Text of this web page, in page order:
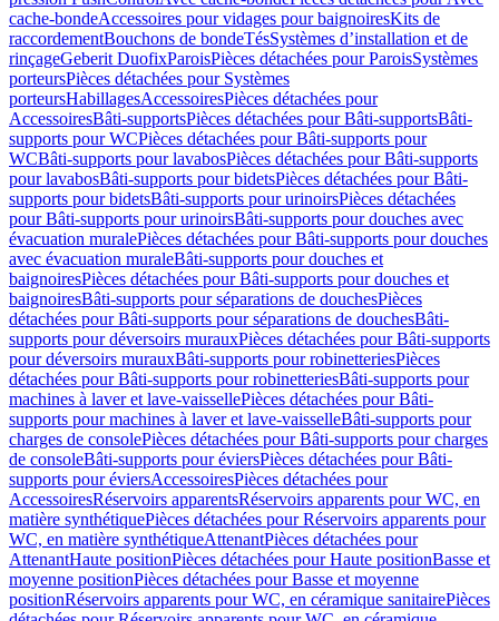
cache-bondeAccessoires pour vidages pour baignoiresKits de
raccordementBouchons de bondeTésSystèmes d’installation et de
rinçageGeberit DuofixParoisPièces détachées pour ParoisSystèmes
porteursPièces détachées pour Systèmes
porteursHabillagesAccessoiresPièces détachées pour
AccessoiresBâti-supportsPièces détachées pour Bâti-supportsBâti-
supports pour WCPièces détachées pour Bâti-supports pour
WCBâti-supports pour lavabosPièces détachées pour Bâti-supports
pour lavabosBâti-supports pour bidetsPièces détachées pour Bâti-
supports pour bidetsBâti-supports pour urinoirsPièces détachées
pour Bâti-supports pour urinoirsBâti-supports pour douches avec
évacuation muralePièces détachées pour Bâti-supports pour douches
avec évacuation muraleBâti-supports pour douches et
baignoiresPièces détachées pour Bâti-supports pour douches et
baignoiresBâti-supports pour séparations de douchesPièces
détachées pour Bâti-supports pour séparations de douchesBâti-
supports pour déversoirs murauxPièces détachées pour Bâti-supports
pour déversoirs murauxBâti-supports pour robinetteriesPièces
détachées pour Bâti-supports pour robinetteriesBâti-supports pour
machines à laver et lave-vaissellePièces détachées pour Bâti-
supports pour machines à laver et lave-vaisselleBâti-supports pour
charges de consolePièces détachées pour Bâti-supports pour charges
de consoleBâti-supports pour éviersPièces détachées pour Bâti-
supports pour éviersAccessoiresPièces détachées pour
AccessoiresRéservoirs apparentsRéservoirs apparents pour WC, en
matière synthétiquePièces détachées pour Réservoirs apparents pour
WC, en matière synthétiqueAttenantPièces détachées pour
AttenantHaute positionPièces détachées pour Haute positionBasse et
moyenne positionPièces détachées pour Basse et moyenne
positionRéservoirs apparents pour WC, en céramique sanitairePièces